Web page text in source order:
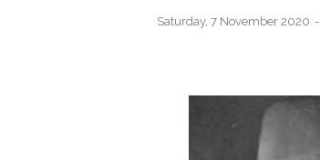
Saturday, 7 November 2020